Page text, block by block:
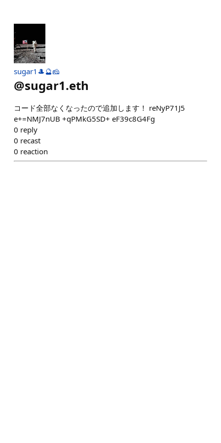
sugar1🎩🔮🧀
@sugar1.eth
コード全部なくなったので追加します！ reNyP71J5
e+=NMJ7nUB +qPMkG5SD+ eF39c8G4Fg
0 reply
0 recast
0 reaction